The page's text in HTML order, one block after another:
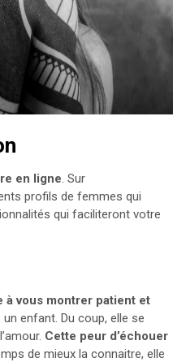
en ligne. Sur
profils de femmes qui
qui faciliteront votre
vous montrer patient et
enfant. Du coup, elle se
Cette peur d’échouer
de mieux la connaitre, elle